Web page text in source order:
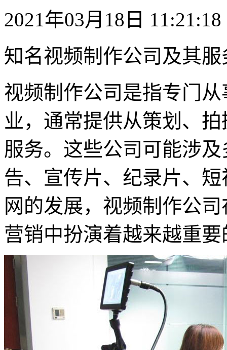
2021年03月18日 11:21:18
知名视频制作公司及其服
视频制作公司是指专门
业，通常提供从策划、
服务。‌这些公司可能涉
告、宣传片、纪录片、
网的发展，视频制作公
营销中扮演着越来越重